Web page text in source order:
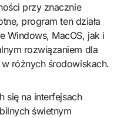
przy znacznie
program ten działa
Windows, MacOS, jak i
rozwiązaniem dla
różnych środowiskach.
się na interfejsach
świetnym